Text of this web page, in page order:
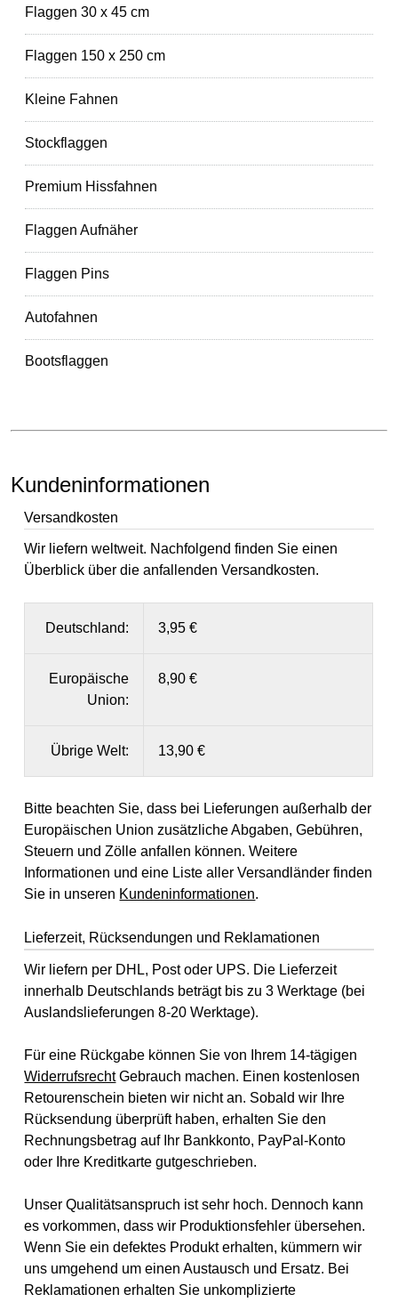
Flaggen 30 x 45 cm
Flaggen 150 x 250 cm
Kleine Fahnen
Stockflaggen
Premium Hissfahnen
Flaggen Aufnäher
Flaggen Pins
Autofahnen
Bootsflaggen
Kundeninformationen
Versandkosten
Wir liefern weltweit. Nachfolgend finden Sie einen
Überblick über die anfallenden Versandkosten.
Deutschland: 3,95 €
Europäische
Union:
8,90 €
Übrige Welt: 13,90 €
Bitte beachten Sie, dass bei Lieferungen außerhalb der
Europäischen Union zusätzliche Abgaben, Gebühren,
Steuern und Zölle anfallen können. Weitere
Informationen und eine Liste aller Versandländer finden
Sie in unseren Kundeninformationen.
Lieferzeit, Rücksendungen und Reklamationen
Wir liefern per DHL, Post oder UPS. Die Lieferzeit
innerhalb Deutschlands beträgt bis zu 3 Werktage (bei
Auslandslieferungen 8-20 Werktage).
Für eine Rückgabe können Sie von Ihrem 14-tägigen
WiderrufsrechtGebrauch machen. Einen kostenlosen
Retourenschein bieten wir nicht an. Sobald wir Ihre
Rücksendung überprüft haben, erhalten Sie den
Rechnungsbetrag auf Ihr Bankkonto, PayPal-Konto
oder Ihre Kreditkarte gutgeschrieben.
Unser Qualitätsanspruch ist sehr hoch. Dennoch kann
es vorkommen, dass wir Produktionsfehler übersehen.
Wenn Sie ein defektes Produkt erhalten, kümmern wir
uns umgehend um einen Austausch und Ersatz. Bei
Reklamationen erhalten Sie unkomplizierte